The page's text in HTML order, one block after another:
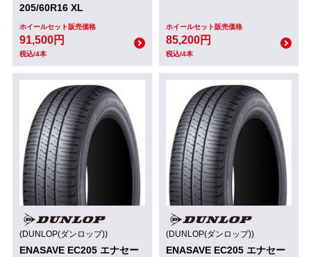
205/60R16 XL
ホイールセット販売価格
91,500円
税込/4本
ホイールセット販売価格
85,200円
税込/4本
(DUNLOP(ダンロップ))
ENASAVE EC205 エナセー
(DUNLOP(ダンロップ))
ENASAVE EC205 エナセー